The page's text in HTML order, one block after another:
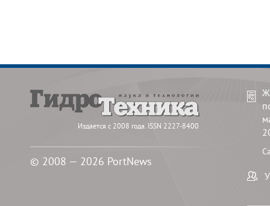
Издается с 2008 года. ISSN 2227-8400
© 2008 — 2026 PortNews